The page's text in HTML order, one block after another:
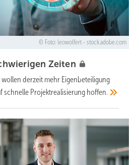
Foto: leowolfert - stock.adobe.com
Zeiten
wollen derzeit mehr Eigenbeteiligung
schnelle Projektrealisierung hoffen.